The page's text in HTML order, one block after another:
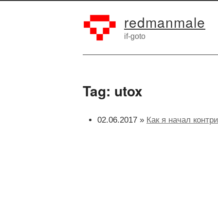
redmanmale
if-goto
Tag: utox
02.06.2017 » Как я начал